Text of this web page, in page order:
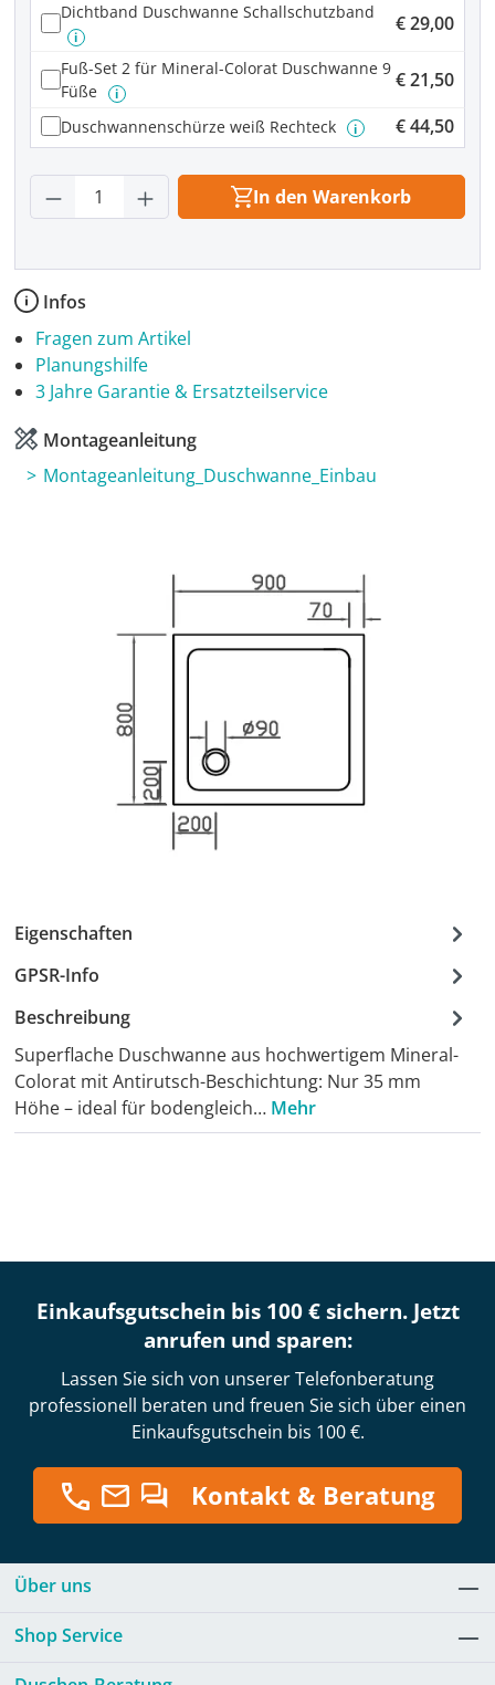
Dichtband Duschwanne Schallschutzband
i
€ 29,00
Fuß-Set 2 für Mineral-Colorat Duschwanne 9
Füße
i
€ 21,50
Duschwannenschürze weiß Rechteck i € 44,50
Produkt Anzahl: Gib den gewünschten
In den Warenkorb
Infos
Fragen zum Artikel
Planungshilfe
3 Jahre Garantie & Ersatzteilservice
Montageanleitung
Montageanleitung_Duschwanne_Einbau
Eigenschaften
GPSR-Info
Beschreibung
Superflache Duschwanne aus hochwertigem Mineral-
Colorat mit Antirutsch-Beschichtung: Nur 35 mm
Höhe – ideal für bodengleich… Mehr
Einkaufsgutschein bis 100 € sichern. Jetzt
anrufen und sparen:
Lassen Sie sich von unserer Telefonberatung
professionell beraten und freuen Sie sich über einen
Einkaufsgutschein bis 100 €.
Kontakt & Beratung
Über uns
Shop Service